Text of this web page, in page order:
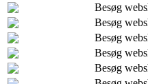
Besøg
Besøg
Besøg
Besøg
Besøg